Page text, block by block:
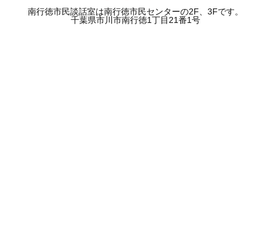
南行徳市民談話室は南行徳市民センターの2F、3Fです。
千葉県市川市南行徳1丁目21番1号